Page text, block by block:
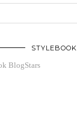
STYLEBOOK